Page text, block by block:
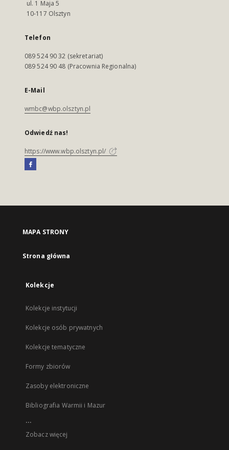
ul. 1 Maja 5
10-117 Olsztyn
Telefon
089 524 90 32 (sekretariat)
089 524 90 48 (Pracownia Regionalna)
E-Mail
wmbc@wbp.olsztyn.pl
Odwiedź nas!
https://www.wbp.olsztyn.pl/
MAPA STRONY
Strona główna
Kolekcje
Kolekcje instytucji
Kolekcje osób prywatnych
Kolekcje tematyczne
Formy zbiorów
Zasoby elektroniczne
Bibliografia Warmii i Mazur
...
Zobacz więcej